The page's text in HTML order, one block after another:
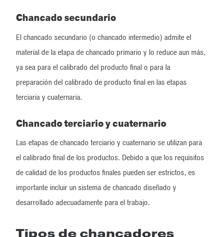
Chancado secundario
El chancado secundario (o chancado intermedio) admite el
material de la etapa de chancado primario y lo reduce aun más,
ya sea para el calibrado del producto final o para la
preparación del calibrado de producto final en las etapas
terciaria y cuaternaria.
Chancado terciario y cuaternario
Las etapas de chancado terciario y cuaternario se utilizan para
el calibrado final de los productos. Debido a que los requisitos
de calidad de los productos finales pueden ser estrictos, es
importante incluir un sistema de chancado diseñado y
desarrollado adecuadamente para el trabajo.
Tipos de chancadores